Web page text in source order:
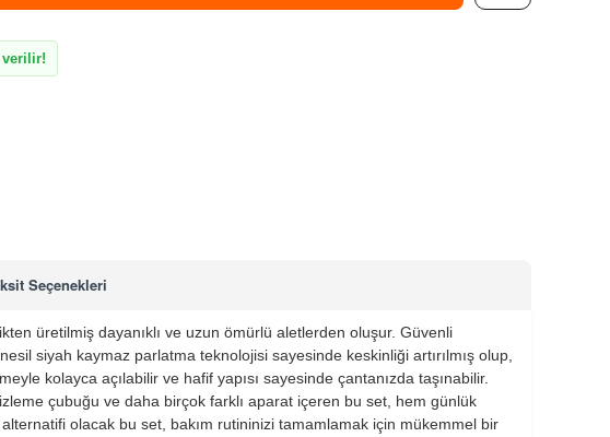
verilir!
Seçenekleri
üretilmiş dayanıklı ve uzun ömürlü aletlerden oluşur. Güvenli
siyah kaymaz parlatma teknolojisi sayesinde keskinliği artırılmış olup,
kolayca açılabilir ve hafif yapısı sayesinde çantanızda taşınabilir.
çubuğu ve daha birçok farklı aparat içeren bu set, hem günlük
olacak bu set, bakım rutininizi tamamlamak için mükemmel bir